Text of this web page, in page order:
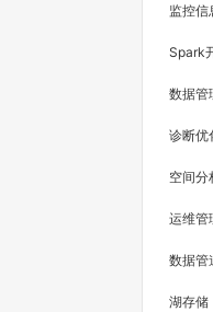
监控信
Spark
数据管
诊断优
空间分
运维管
数据管
湖存储